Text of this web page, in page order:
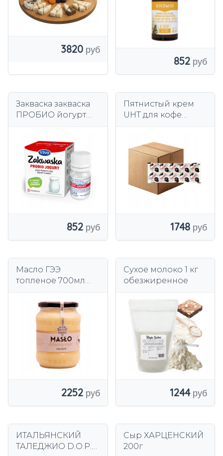
3820
852
Закваска закваска
ПРОБИО йогурт
натуральный
домашний 1фиолка
852
Пятнистый крем
UHT для кофе
1748
Масло ГЭЭ
топленое 700мл
Традиционный
буковинский
приют
2252
Сухое молоко 1 кг
обезжиренное
1244
ИТАЛЬЯНСКИЙ
ТАЛЕДЖИО D.O.P.
Сыр ХАРЦЕНСКИЙ
200г